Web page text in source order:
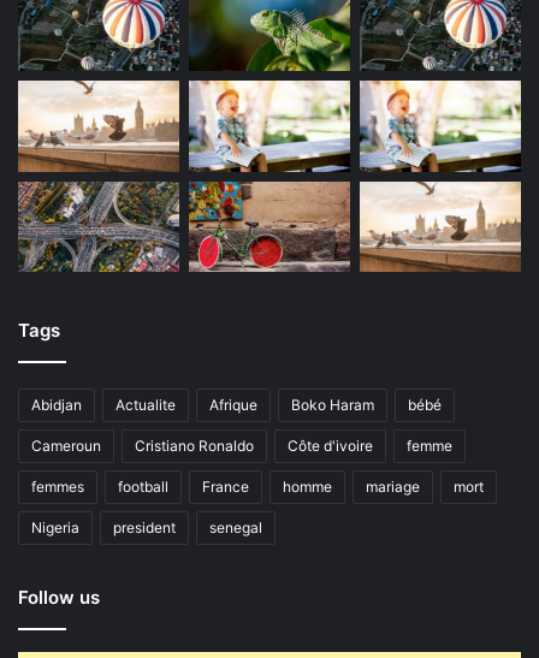
Tags
Abidjan Actualite Afrique Boko Haram bébé
Cameroun Cristiano Ronaldo Côte d'ivoire femme
femmes football France homme mariage mort
Nigeria president senegal
Follow us